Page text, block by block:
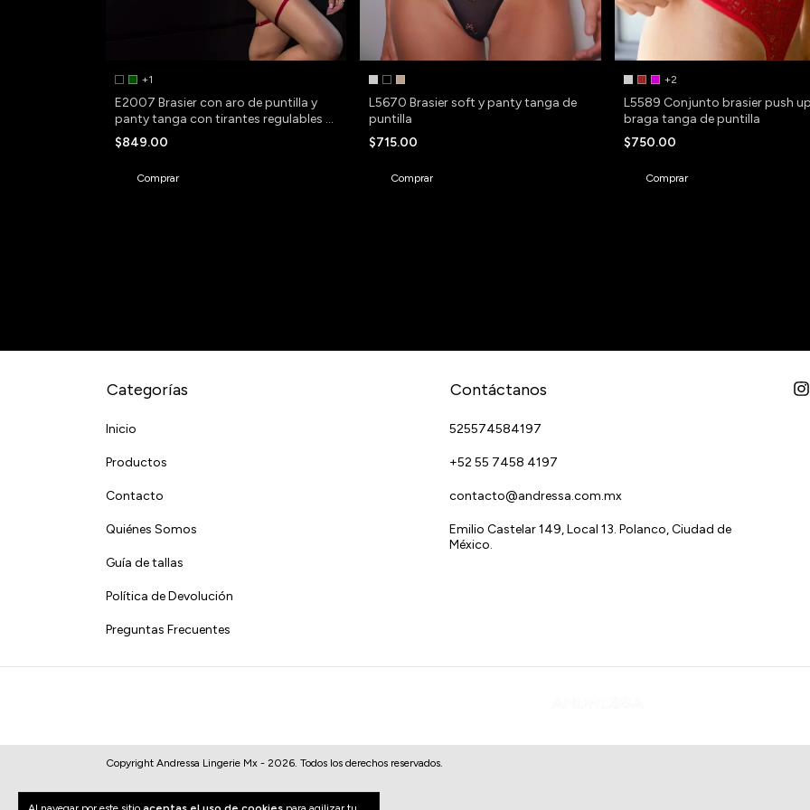
- CADERA:
POR ESO LES
+1
E2007 Brasier con aro de puntilla y
panty tanga con tirantes regulables y
ligas desmontables
$849.00
Comprar
L5670 Brasier soft y panty tanga de
puntilla
$715.00
Comprar
+2
L5589 Conjunto brasier push
braga tanga de puntilla
$750.00
Comprar
Categorías
Inicio
Productos
Contacto
Quiénes Somos
Guía de tallas
Política de Devolución
Preguntas Frecuentes
Contáctanos
525574584197
+52 55 7458 4197
contacto@andressa.com.mx
Emilio Castelar 149, Local 13. Polanco, Ciudad de
México.
Copyright Andressa Lingerie Mx - 2026. Todos los derechos reservados.